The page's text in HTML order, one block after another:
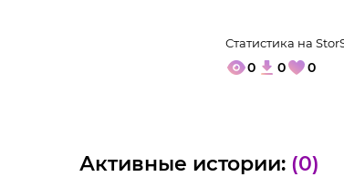
Статистика на
0 0 0
Активные истории: (0)